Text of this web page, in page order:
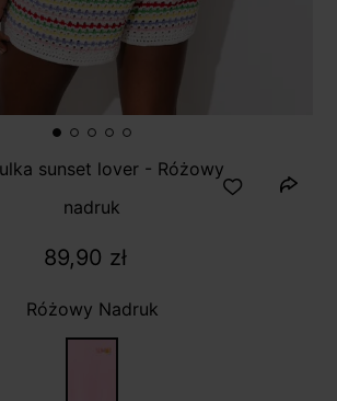
sunset lover - Różowy
nadruk
89,90 zł
Różowy Nadruk